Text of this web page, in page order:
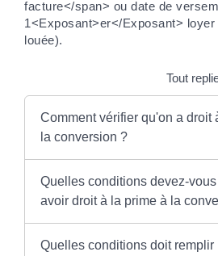
facture</span> ou date de
1<Exposant>er</Exposant>
louée).
Tout
Comment vérifier qu'on a droit
la conversion ?
Quelles conditions devez-
avoir droit à la prime à la
Quelles conditions doit remplir